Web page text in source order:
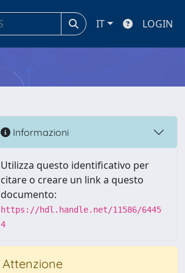
IT LOGIN
Informazioni
Utilizza questo identificativo per
citare o creare un link a questo
documento:
https://hdl.handle.net/11586/6445
4
Attenzione